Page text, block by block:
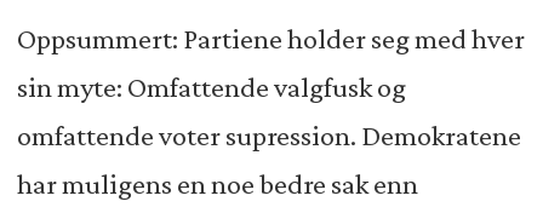
Oppsummert: Partiene holder seg med hver
sin myte: Omfattende valgfusk og
omfattende voter supression. Demokratene
har muligens en noe bedre sak enn